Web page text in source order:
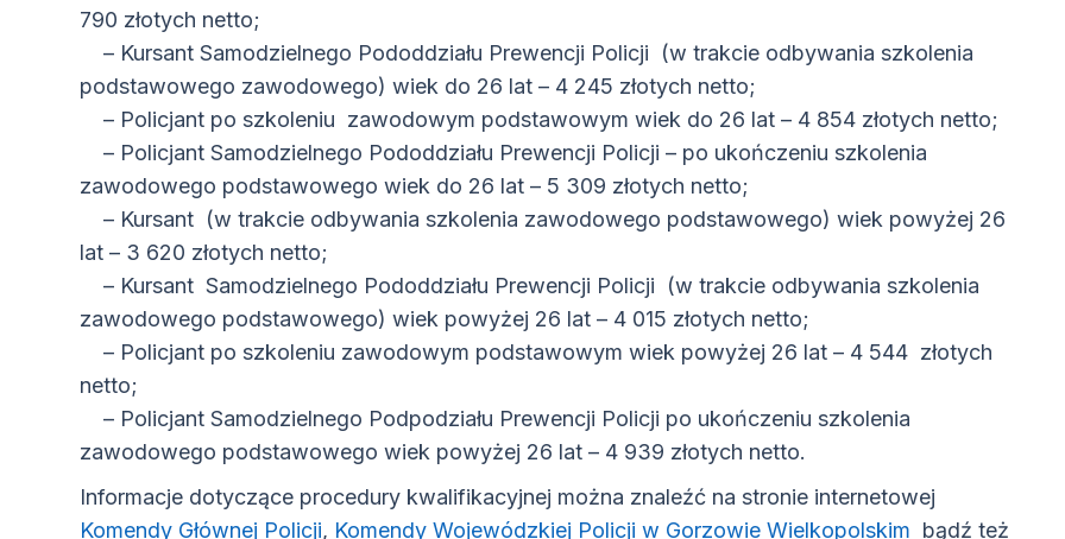
790 złotych netto;
– Kursant Samodzielnego Pododdziału Prewencji Policji (w trakcie odbywania szkolenia
podstawowego zawodowego) wiek do 26 lat – 4 245 złotych netto;
– Policjant po szkoleniu zawodowym podstawowym wiek do 26 lat – 4 854 złotych netto;
– Policjant Samodzielnego Pododdziału Prewencji Policji – po ukończeniu szkolenia
zawodowego podstawowego wiek do 26 lat – 5 309 złotych netto;
– Kursant (w trakcie odbywania szkolenia zawodowego podstawowego) wiek powyżej 26
lat – 3 620 złotych netto;
– Kursant Samodzielnego Pododdziału Prewencji Policji (w trakcie odbywania szkolenia
zawodowego podstawowego) wiek powyżej 26 lat – 4 015 złotych netto;
– Policjant po szkoleniu zawodowym podstawowym wiek powyżej 26 lat – 4 544 złotych
netto;
– Policjant Samodzielnego Podpodziału Prewencji Policji po ukończeniu szkolenia
zawodowego podstawowego wiek powyżej 26 lat – 4 939 złotych netto.
Informacje dotyczące procedury kwalifikacyjnej można znaleźć na stronie internetowej
Komendy Głównej Policji (otwiera się w nowym oknie)
, Komendy Wojewódzkiej Policji w Gorzowie Wielkopolskim (otwiera się w
bądź też